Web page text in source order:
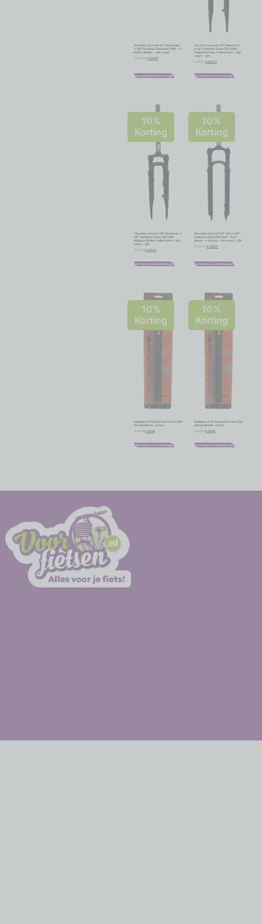
Verende voorvork 26″ ahead met
1-1/8″ vorkbuis Zoom 565 AMS – V-
brake / IS disc – mat zwart
€ 114,00 € 102,60
Toevoegen aan winkelwagen
Verende voorvork 28″ ahead met
1-1/8″ vorkbuis Zoom 730 AMS –
Velgrem / IS disc / rollerbrake – mat
zwart – QR
€111,86 € 100,67
Toevoegen aan winkelwagen
10%
Korting
Verende voorvork 28″ draad met 1-
1/8″ vorkbuis Zoom 730 AMS –
Velgrem / IS disc / rollerbrake – mat
zwart – QR
€ 111,86 € 100,67
Toevoegen aan winkelwagen
10%
Korting
Verende voorvork 28” met 1-1/8″
vorkbuis Zoom 596 HL/0 – Post
Mount – Lockout – mat zwart – QR
€139,86 € 125,87
Toevoegen aan winkelwagen
10%
Korting
Zadelpen ATB Zoom ø27.2 mm / 350
mm aluminium – zwart
€ 28,95 € 26,06
Toevoegen aan winkelwagen
10%
Korting
Zadelpen ATB Zoom ø31.6 mm / 350
mm aluminium – zwart
€28,95 € 26,06
Toevoegen aan winkelwagen